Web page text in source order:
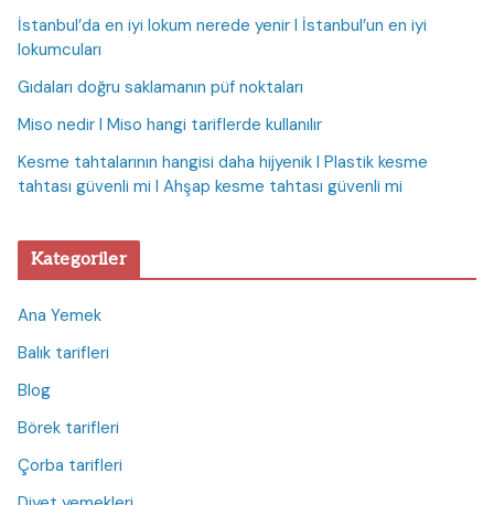
İstanbul’da en iyi lokum nerede yenir I İstanbul’un en iyi
lokumcuları
Gıdaları doğru saklamanın püf noktaları
Miso nedir I Miso hangi tariflerde kullanılır
Kesme tahtalarının hangisi daha hijyenik I Plastik kesme
tahtası güvenli mi I Ahşap kesme tahtası güvenli mi
Kategoriler
Ana Yemek
Balık tarifleri
Blog
Börek tarifleri
Çorba tarifleri